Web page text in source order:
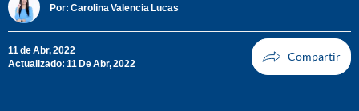
Por: Carolina Valencia Lucas
11 de Abr, 2022
Actualizado: 11 De Abr, 2022